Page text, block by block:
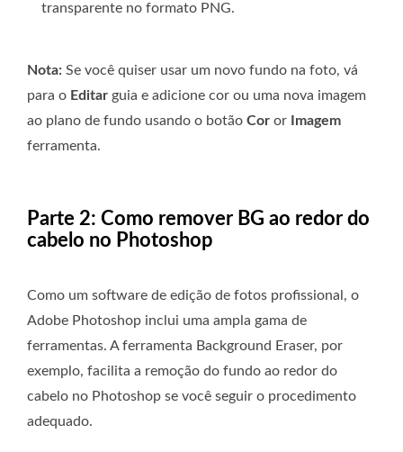
transparente no formato PNG.
Nota: Se você quiser usar um novo fundo na foto, vá
para o Editar guia e adicione cor ou uma nova imagem
ao plano de fundo usando o botão Cor or
Imagem
ferramenta.
Parte 2: Como remover BG ao redor do
cabelo no Photoshop
Como um software de edição de fotos profissional, o
Adobe Photoshop inclui uma ampla gama de
ferramentas. A ferramenta Background Eraser, por
exemplo, facilita a remoção do fundo ao redor do
cabelo no Photoshop se você seguir o procedimento
adequado.